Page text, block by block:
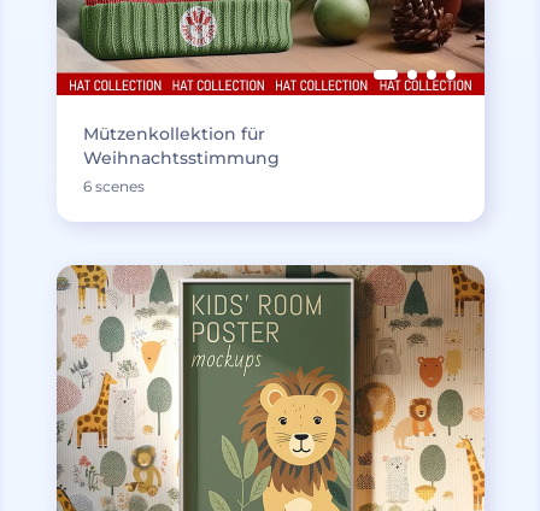
Mützenkollektion für
Weihnachtsstimmung
6 scenes